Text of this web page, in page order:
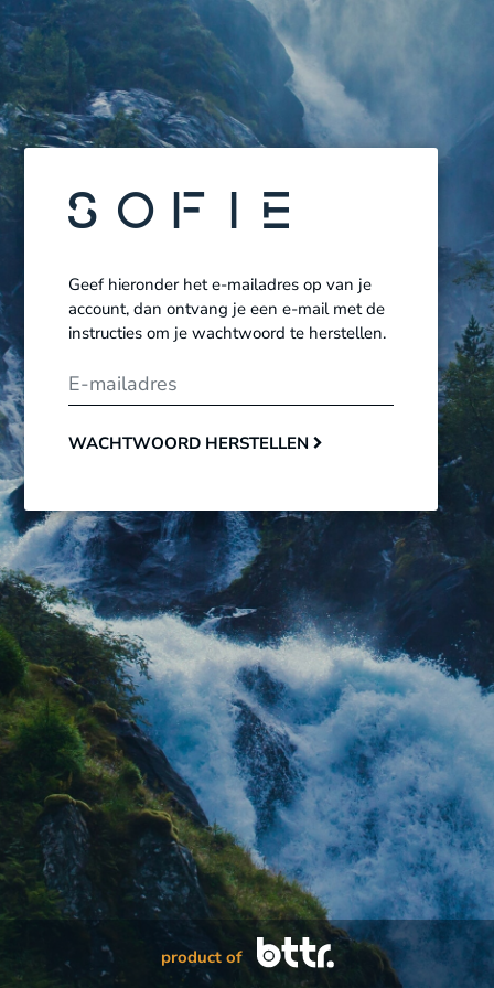
Geef hieronder het e-mailadres op van je
account, dan ontvang je een e-mail met de
instructies om je wachtwoord te herstellen.
E-mailadres
WACHTWOORD HERSTELLEN
product of